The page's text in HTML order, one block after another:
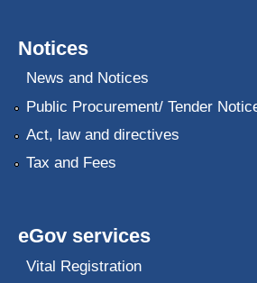
Notices
News and Notices
Public Procurement/ Tender
Act, law and directives
Tax and Fees
eGov services
Vital Registration